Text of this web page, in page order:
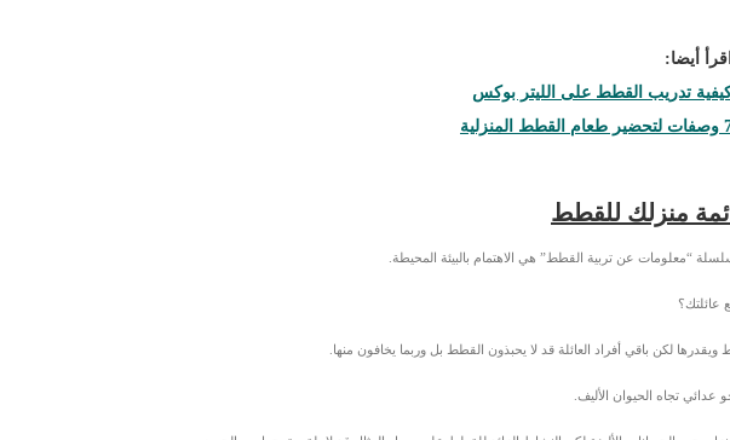
اقرأ أيضا:
تدريب القطط على الليتر بوكس
المنزلية
منزلك للقطط
“معلومات عن تربية القطط” هي الاهتمام بالبيئة المحيطة.
عائلتك؟
لكن باقي أفراد العائلة قد لا يحبذون القطط بل وربما يخافون منها.
تجاه الحيوان الأليف.